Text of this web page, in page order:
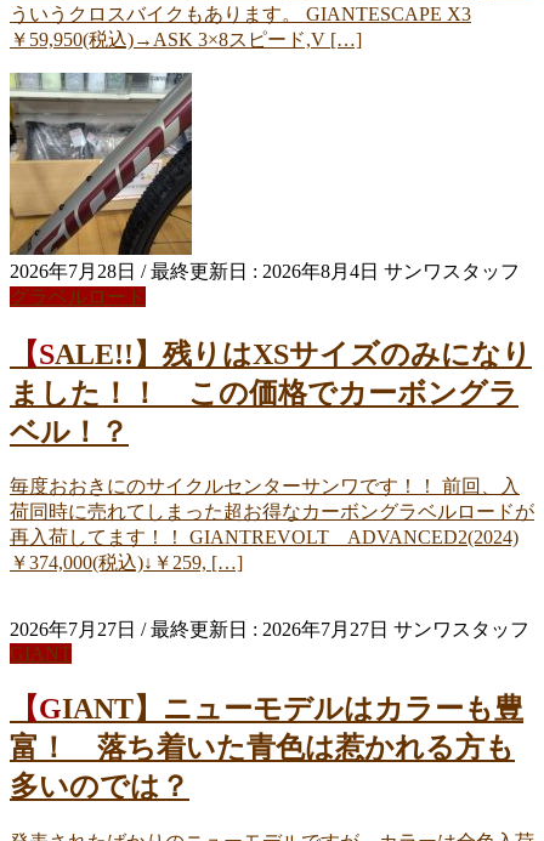
ういうクロスバイクもあります。 GIANTESCAPE X3
￥59,950(税込)→ASK 3×8スピード,V […]
2026年7月28日 / 最終更新日 : 2026年8月4日 サンワスタッフ
グラベルロード
【SALE!!】残りはXSサイズのみになり
ました！！ この価格でカーボングラ
ベル！？
毎度おおきにのサイクルセンターサンワです！！ 前回、入
荷同時に売れてしまった超お得なカーボングラベルロードが
再入荷してます！！ GIANTREVOLT ADVANCED2(2024)
￥374,000(税込)↓￥259, […]
2026年7月27日 / 最終更新日 : 2026年7月27日 サンワスタッフ
GIANT
【GIANT】ニューモデルはカラーも豊
富！ 落ち着いた青色は惹かれる方も
多いのでは？